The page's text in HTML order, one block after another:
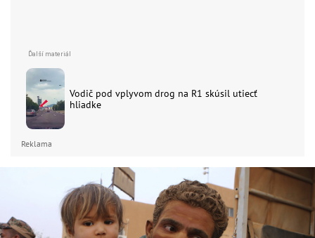
Vodič pod vplyvom drog na R1 skúsil utiecť
hliadke
Reklama